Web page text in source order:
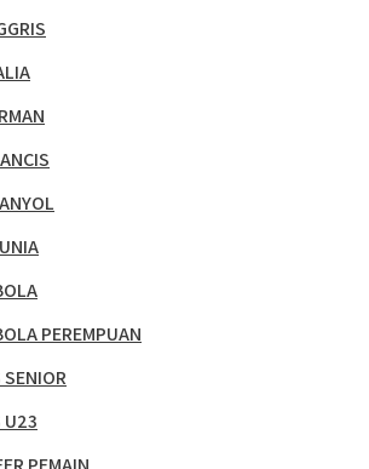
PEREMPUAN
U23